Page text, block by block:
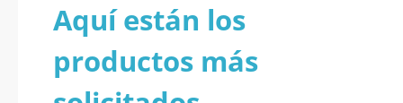
Aquí están los
productos más